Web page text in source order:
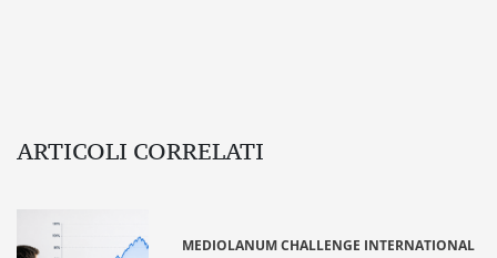
ARTICOLI CORRELATI
MEDIOLANUM CHALLENGE INTERNATIONAL